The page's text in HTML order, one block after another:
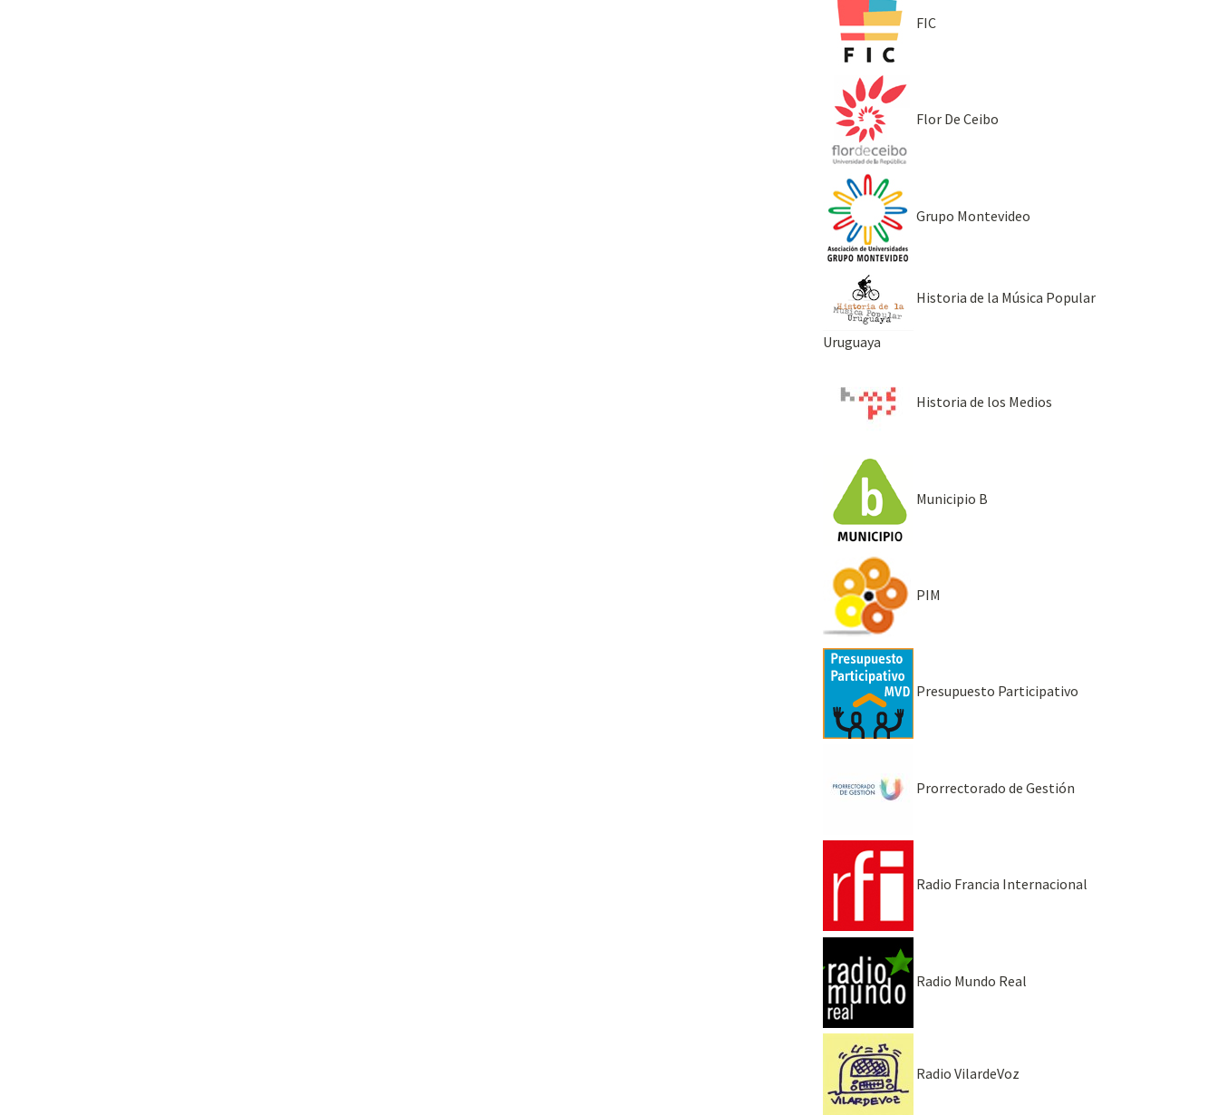
FIC
Flor De Ceibo
Grupo Montevideo
Historia de la Música Popular
Uruguaya
Historia de los Medios
Municipio B
PIM
Presupuesto Participativo
Prorrectorado de Gestión
Radio Francia Internacional
Radio Mundo Real
Radio VilardeVoz